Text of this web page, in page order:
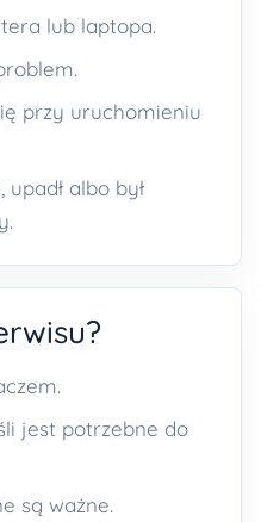
lub laptopa.
przy uruchomieniu
upadł albo był
jest potrzebne do
są ważne.